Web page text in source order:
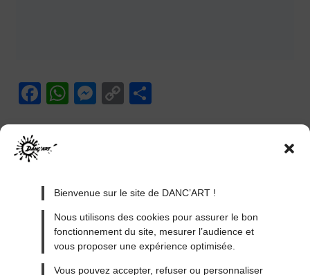
Bienvenue sur le site de DANC’ART !
Nous utilisons des cookies pour assurer le bon
fonctionnement du site, mesurer l’audience et
vous proposer une expérience optimisée.
Vous pouvez accepter, refuser ou personnaliser
F
e
b
o
k
W
p
p
M
g
er
C
n
k
MENTIONS LÉGALES